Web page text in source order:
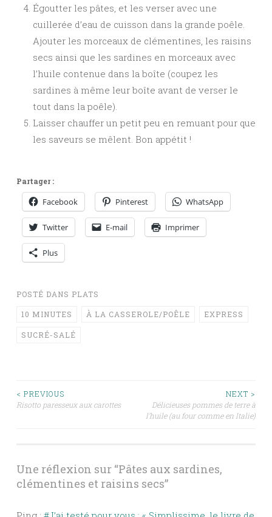
Égoutter les pâtes, et les verser avec une
cuillerée d’eau de cuisson dans la grande poêle.
Ajouter les morceaux de clémentines, les raisins
secs ainsi que les sardines en morceaux avec
l’huile contenue dans la boîte (coupez les
sardines à même leur boîte avant de verser le
tout dans la poêle).
Laisser chauffer un petit peu en remuant pour que
les saveurs se mêlent. Bon appétit !
Partager :
Facebook Pinterest WhatsApp
Twitter E-mail Imprimer
Plus
POSTÉ DANS PLATS
10 MINUTES À LA CASSEROLE/POÊLE EXPRESS
SUCRÉ-SALÉ
Navigation
< PREVIOUS
Risotto paresseux aux carottes
NEXT >
Délicieuses pommes de terre à
l’huile (au four comme en Italie)
Une réflexion sur “Pâtes aux sardines,
clémentines et raisins secs”